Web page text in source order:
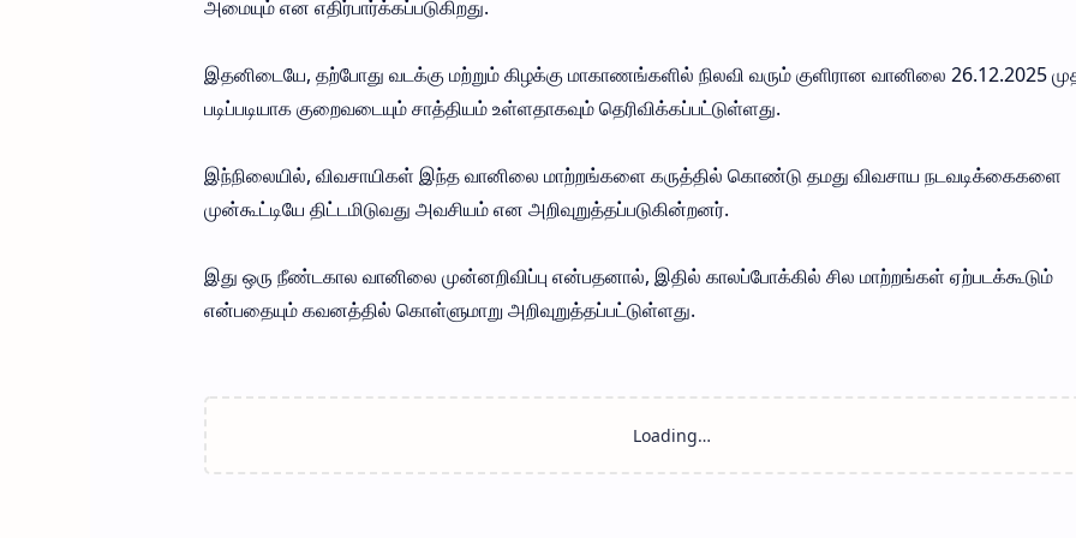
அமையும் என எதிர்பார்க்கப்படுகிறது.
இதனிடையே, தற்போது வடக்கு மற்றும் கிழக்கு மாகாணங்களில் நிலவி வரும் குளிரான வானிலை 26.12.2025
படிப்படியாக குறைவடையும் சாத்தியம் உள்ளதாகவும் தெரிவிக்கப்பட்டுள்ளது.
இந்நிலையில், விவசாயிகள் இந்த வானிலை மாற்றங்களை கருத்தில் கொண்டு தமது விவசாய நடவடிக்கைகளை
முன்கூட்டியே திட்டமிடுவது அவசியம் என அறிவுறுத்தப்படுகின்றனர்.
இது ஒரு நீண்டகால வானிலை முன்னறிவிப்பு என்பதனால், இதில் காலப்போக்கில் சில மாற்றங்கள் ஏற்படக்கூடும்
என்பதையும் கவனத்தில் கொள்ளுமாறு அறிவுறுத்தப்பட்டுள்ளது.